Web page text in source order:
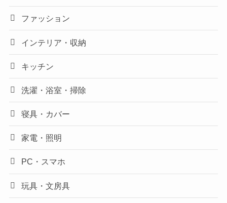
ファッション
インテリア・収納
キッチン
洗濯・浴室・掃除
寝具・カバー
家電・照明
PC・スマホ
玩具・文房具